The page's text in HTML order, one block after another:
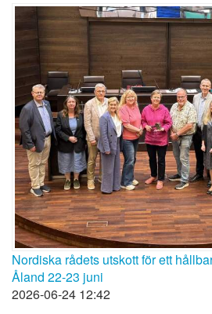
Nordiska rådets utskott för ett
Åland 22-23 juni
2026-06-24 12:42